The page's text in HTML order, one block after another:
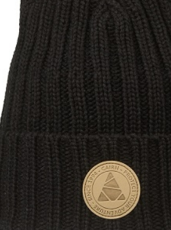
чтобы увеличить